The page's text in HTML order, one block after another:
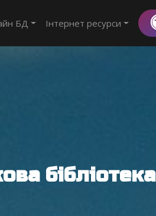
БД Інтернет ресурси
бібліотека